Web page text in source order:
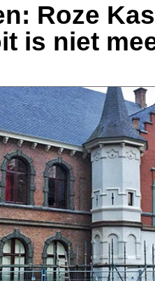
Roze
is niet